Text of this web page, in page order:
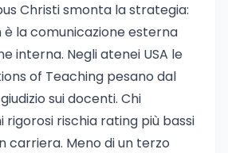
Christi smonta la strategia:
la comunicazione esterna
interna. Negli atenei USA le
of Teaching pesano dal
sui docenti. Chi
rigorosi rischia rating più bassi
carriera. Meno di un terzo